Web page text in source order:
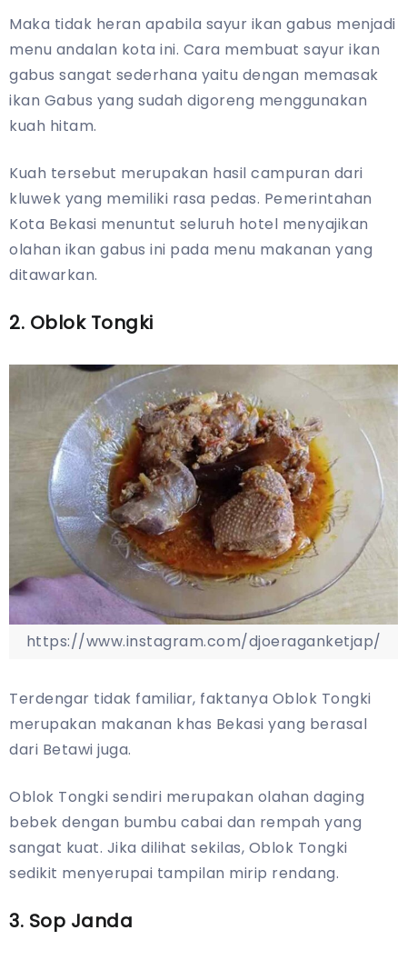
Maka tidak heran apabila sayur ikan gabus menjadi
menu andalan kota ini. Cara membuat sayur ikan
gabus sangat sederhana yaitu dengan memasak
ikan Gabus yang sudah digoreng menggunakan
kuah hitam.
Kuah tersebut merupakan hasil campuran dari
kluwek yang memiliki rasa pedas. Pemerintahan
Kota Bekasi menuntut seluruh hotel menyajikan
olahan ikan gabus ini pada menu makanan yang
ditawarkan.
2. Oblok Tongki
https://www.instagram.com/djoeraganketjap/
Terdengar tidak familiar, faktanya Oblok Tongki
merupakan makanan khas Bekasi yang berasal
dari Betawi juga.
Oblok Tongki sendiri merupakan olahan daging
bebek dengan bumbu cabai dan rempah yang
sangat kuat. Jika dilihat sekilas, Oblok Tongki
sedikit menyerupai tampilan mirip rendang.
3. Sop Janda